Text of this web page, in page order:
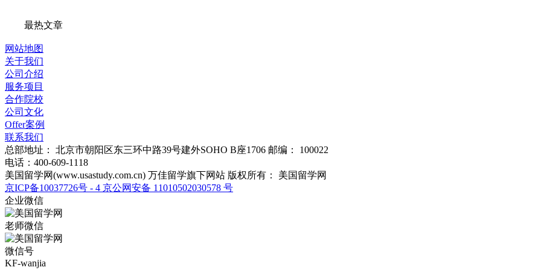
最热文章
网站地图
关于我们
公司介绍
服务项目
合作院校
公司文化
Offer案例
联系我们
总部地址： 北京市朝阳区东三环中路39号建外SOHO B座1706 邮编： 100022
电话： 400-609-1118
美国留学网(www.usastudy.com.cn) 万佳留学旗下网站 版权所有： 美国留学网
京ICP备10037726号 - 4 京公网安备 11010502030578 号
企业微信
老师微信
微信号
KF-wanjia